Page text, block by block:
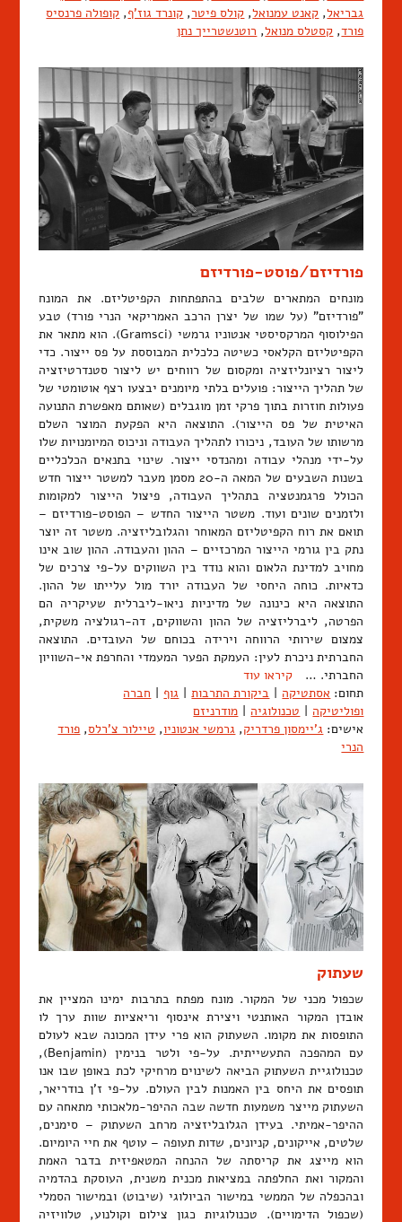
גבריאל, קאנט עמנואל, קולס פיטר, קונרד גוז'ף, קופולה פרנסיס
פורד, קסטלס מנואל, רוטנשטרייך נתן
פורדיזם/פוסט-פורדיזם
מונחים המתארים שלבים בהתפתחות הקפיטליזם. את המונח
"פורדיזם" (על שמו של יצרן הרכב האמריקאי הנרי פורד) טבע
הפילוסוף המרקסיסטי אנטוניו גרמשי (Gramsci). הוא מתאר את
הקפיטליזם הקלאסי כשיטה כלכלית המבוססת על פס ייצור. כדי
ליצור רציונליזציה ומקסום של רווחים יש ליצור סטנדרטיזציה
של תהליך הייצור: פועלים בלתי מיומנים יבצעו רצף אוטומטי של
פעולות חוזרות בתוך פרקי זמן מוגבלים (שאותם מאפשרת התנועה
האיטית של פס הייצור). התוצאה היא הפקעת המוצר השלם
מרשותו של העובד, ניכורו לתהליך העבודה וניכוס המיומנויות שלו
על-ידי מנהלי עבודה ומהנדסי ייצור. שינוי בתנאים הכלכליים
בשנות השבעים של המאה ה-20 מסמן מעבר למשטר ייצור חדש
הכולל פרגמנטציה בתהליך העבודה, פיצול הייצור למקומות
ולזמנים שונים ועוד. משטר הייצור החדש – הפוסט-פורדיזם –
תואם את רוח הקפיטליזם המאוחר והגלובליזציה. משטר זה יוצר
נתק בין גורמי הייצור המרכזיים – ההון והעבודה. ההון שוב אינו
מחויב למדינת הלאום והוא נודד בין השווקים על-פי צרכים של
כדאיות. כוחה היחסי של העבודה יורד מול עלייתו של ההון.
התוצאה היא כינונה של מדיניות ניאו-ליברלית שעיקריה הם
הפרטה, ליברליזציה של ההון והשווקים, דה-רגולציה משקית,
צמצום שירותי הרווחה וירידה בכוחם של העובדים. התוצאה
החברתית ניכרת לעין: העמקת הפער המעמדי והחרפת אי-השוויון
החברתי. … קיראו עוד
תחום: אסתטיקה ביקורת התרבות גוף
חברה
ופוליטיקה
טכנולוגיה
מודרניזם
אישים: ג'יימסון פרדריק, גרמשי אנטוניו, טיילור צ'רלס, פורד
הנרי
שעתוק
שכפול מכני של המקור. מונח מפתח בתרבות ימינו המציין את
אובדן המקור האותנטי ויצירת אינסוף וריאציות שוות ערך לו
התופסות את מקומו. השעתוק הוא פרי עידן המכונה שבא לעולם
עם המהפכה התעשייתית. על-פי ולטר בנימין (Benjamin),
טכנולוגיית השעתוק הביאה לשינוים מרחיקי לכת באופן שבו אנו
תופסים את היחס בין האמנות לבין העולם. על-פי ז'ן בודריאר,
השעתוק מייצר משמעות חדשה שבה ההיפר-מלאכותי מתאחה עם
ההיפר-אמיתי. בעידן הגלובליזציה מרחב השעתוק – סימנים,
שלטים, אייקונים, קניונים, שדות תעופה – עוטף את חיי היומיום.
הוא מייצג את קריסתה של ההנחה המטאפיזית בדבר האמת
והמקור ואת החלפתה במציאות מכנית משנית, העוסקת בהדמיה
ובהכפלה של הממשי במישור הביולוגי (שיבוט) ובמישור הסמלי
(שכפול הדימויים). טכנולוגיות כגון צילום וקולנוע, טלוויזיה